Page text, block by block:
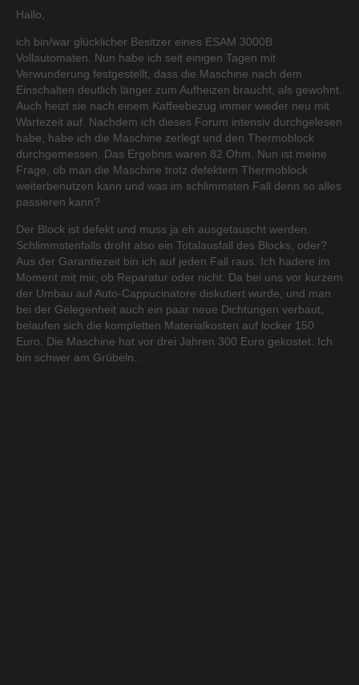
Hallo,
ich bin/war glücklicher Besitzer eines ESAM 3000B
Vollautomaten. Nun habe ich seit einigen Tagen mit
Verwunderung festgestellt, dass die Maschine nach dem
Einschalten deutlich länger zum Aufheizen braucht, als gewohnt.
Auch heizt sie nach einem Kaffeebezug immer wieder neu mit
Wartezeit auf. Nachdem ich dieses Forum intensiv durchgelesen
habe, habe ich die Maschine zerlegt und den Thermoblock
durchgemessen. Das Ergebnis waren 82 Ohm. Nun ist meine
Frage, ob man die Maschine trotz defektem Thermoblock
weiterbenutzen kann und was im schlimmsten Fall denn so alles
passieren kann?
Der Block ist defekt und muss ja eh ausgetauscht werden.
Schlimmstenfalls droht also ein Totalausfall des Blocks, oder?
Aus der Garantiezeit bin ich auf jeden Fall raus. Ich hadere im
Moment mit mir, ob Reparatur oder nicht. Da bei uns vor kurzem
der Umbau auf Auto-Cappucinatore diskutiert wurde, und man
bei der Gelegenheit auch ein paar neue Dichtungen verbaut,
belaufen sich die kompletten Materialkosten auf locker 150
Euro. Die Maschine hat vor drei Jahren 300 Euro gekostet. Ich
bin schwer am Grübeln..